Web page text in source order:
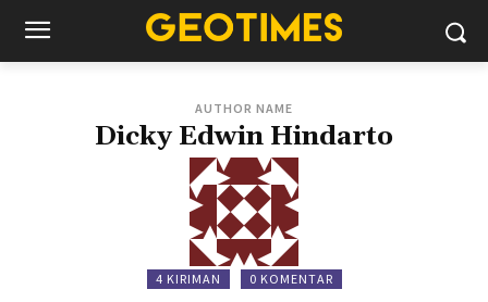
AUTHOR NAME
Dicky Edwin Hindarto
4 KIRIMAN 0 KOMENTAR